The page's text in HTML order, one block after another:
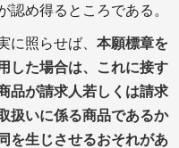
認め得るところである。
に照らせば、 本願標章を
した場合は、これに接す
品が請求人若しくは請求
扱いに係る商品であるか
を生じさせるおそれがあ